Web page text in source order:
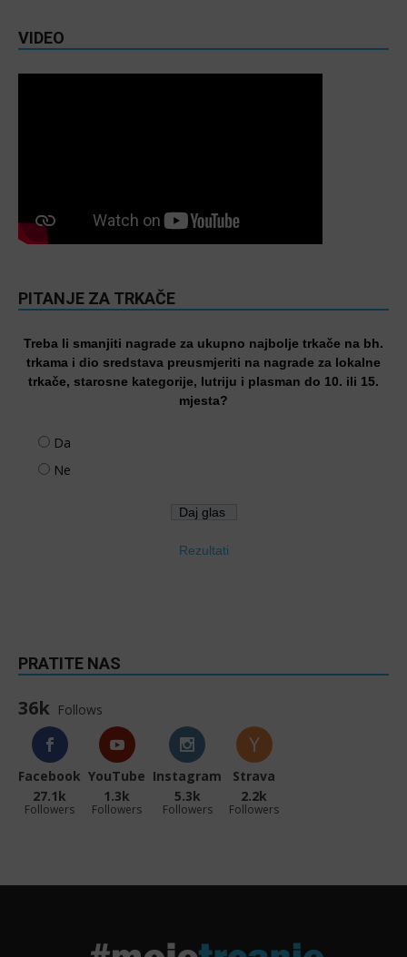
VIDEO
PITANJE ZA TRKAČE
Treba li smanjiti nagrade za ukupno najbolje trkače na bh.
trkama i dio sredstava preusmjeriti na nagrade za lokalne
trkače, starosne kategorije, lutriju i plasman do 10. ili 15.
mjesta?
Da
Ne
Rezultati
PRATITE NAS
36k Follows
Facebook
27.1k
Followers
YouTube
1.3k
Followers
Instagram
5.3k
Followers
Strava
2.2k
Followers